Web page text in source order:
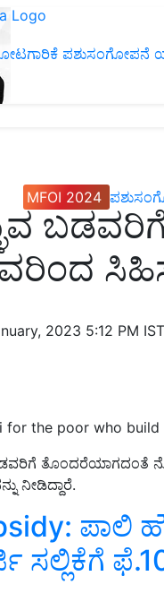
ಪಶುಸಂಗೋಪನೆ
MFOI 2024
2023 5:12 PM IST
for the poor who build
ತೊಂದರೆಯಾಗದಂತೆ
ನೀಡಿದ್ದಾರೆ.
ಪಾಲಿ
ಸಲ್ಲಿಕೆಗೆ